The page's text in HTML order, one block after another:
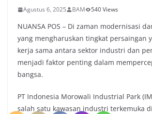
Agustus 6, 2025 BAM 540 Views
NUANSA POS – Di zaman modernisasi
yang mengharuskan tingkat persaingan
kerja sama antara sektor industri dan
menjadi faktor penting dalam
bangsa.
PT Indonesia Morowali Industrial Park
salah satu kawasan industri terkemuka